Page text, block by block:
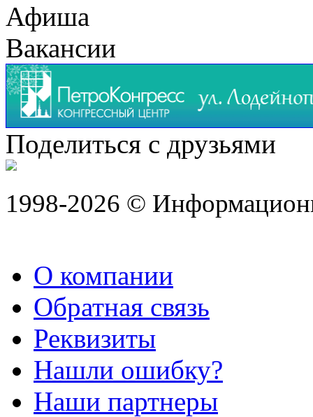
Афиша
Вакансии
Поделиться с друзьями
1998-2026 ©
О компании
Обратная связь
Реквизиты
Нашли ошибку?
Наши партнеры